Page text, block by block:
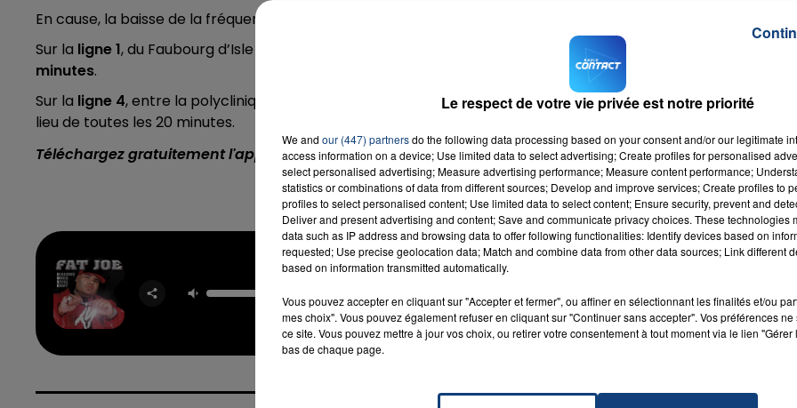
En cause, la baisse de la fréquentation des bus de ces deux lignes.
Sur la ligne 1, du Faubourg d’Isle au lycée Colard-Noël, le temps d’attente entre deux bus
minutes.
Sur la ligne 4, entre la polyclinique et le centre commercial Auchan Fayet, il y auraun bus toutes les 1/2h
lieu de toutes les 20 minutes.
Téléchargez gratuitement l'application Contact FM sur
et
FAT JOE
Le respect de votre vie privée est notre priorité
We and our (447) partnersdo the following data processing based on your consent and/or our legitimate
access information on a device; Use limited data to select advertising; Create profiles for personalised
select personalised advertising; Measure advertising performance; Measure content performance;
statistics or combinations of data from different sources; Develop and improve services; Create profiles to
profiles to select personalised content; Use limited data to select content; Ensure security, prevent and
Deliver and present advertising and content; Save and communicate privacy choices. These technologies
data such as IP address and browsing data to offer following functionalities: Identify devices based on
requested; Use precise geolocation data; Match and combine data from other data sources; Link different
based on information transmitted automatically.
Vous pouvez accepter en cliquant sur "Accepter et fermer", ou affiner en sélectionnant les finalités et/ou
mes choix". Vous pouvez également refuser en cliquant sur "Continuer sans accepter". Vos préférences
ce site. Vous pouvez mettre à jour vos choix, ou retirer votre consentement à tout moment via le lien
bas de chaque page.